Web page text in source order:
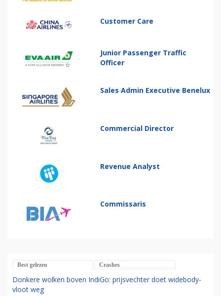
Customer Care
Junior Passenger Traffic
Officer
Sales Admin Executive Benelux
Commercial Director
Revenue Analyst
Commissaris
Best gelezen Crashes
Donkere wolken boven IndiGo: prijsvechter doet widebody-
vloot weg